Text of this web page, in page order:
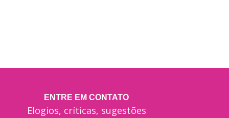
ENTRE EM CONTATO
Elogios, críticas, sugestões